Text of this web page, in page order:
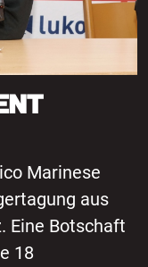
Marinese
aus
Eine Botschaft
18